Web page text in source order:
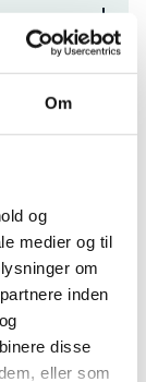
Om
og
medier og til
om
inden
disse
eller som